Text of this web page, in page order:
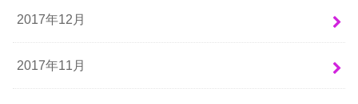
2017年12月
2017年11月